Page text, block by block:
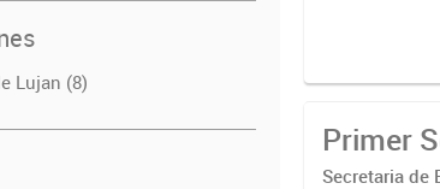
Lujan (8)
Primer
Secretaria de